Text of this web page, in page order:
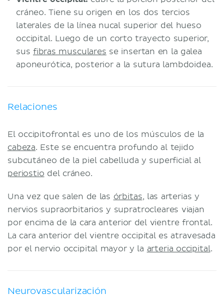
cráneo. Tiene su origen en los dos tercios
laterales de la línea nucal superior del hueso
occipital. Luego de un corto trayecto superior,
sus fibras musculares se insertan en la galea
aponeurótica, posterior a la sutura lambdoidea.
Relaciones
El occipitofrontal es uno de los músculos de la
cabeza. Este se encuentra profundo al tejido
subcutáneo de la piel cabelluda y superficial al
periostio del cráneo.
Una vez que salen de las órbitas, las arterias y
nervios supraorbitarios y supratrocleares viajan
por encima de la cara anterior del vientre frontal.
La cara anterior del vientre occipital es atravesada
por el nervio occipital mayor y la arteria occipital.
Neurovascularización